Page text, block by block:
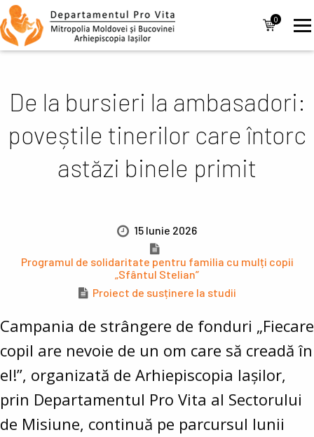
Mergi la conţinutul principal
0
items
Navigare
principală
De la bursieri la ambasadori:
poveștile tinerilor care întorc
astăzi binele primit
15 Iunie 2026
Programul de solidaritate pentru familia cu mulți copii
„Sfântul Stelian”
Proiect de susținere la studii
Campania de strângere de fonduri „Fiecare
copil are nevoie de un om care să creadă în
el!”, organizată de Arhiepiscopia Iașilor,
prin Departamentul Pro Vita al Sectorului
de Misiune, continuă pe parcursul lunii